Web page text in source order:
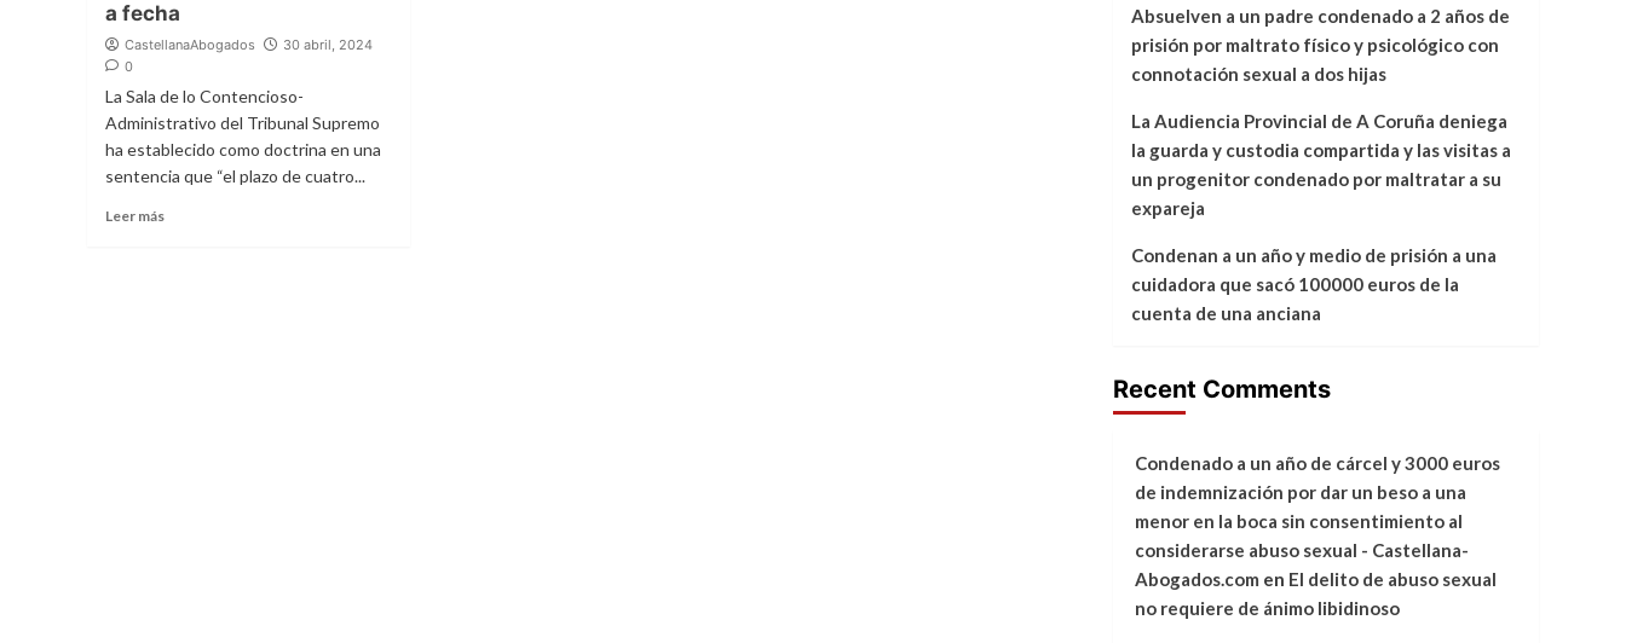
a fecha
CastellanaAbogados
30 abril, 2024
0
La Sala de lo Contencioso-
Administrativo del Tribunal Supremo
ha establecido como doctrina en una
sentencia que “el plazo de cuatro...
Leer más
Absuelven a un padre condenado a 2 años de
prisión por maltrato físico y psicológico con
connotación sexual a dos hijas
La Audiencia Provincial de A Coruña deniega
la guarda y custodia compartida y las visitas a
un progenitor condenado por maltratar a su
expareja
Condenan a un año y medio de prisión a una
cuidadora que sacó 100000 euros de la
cuenta de una anciana
Recent Comments
Condenado a un año de cárcel y 3000 euros
de indemnización por dar un beso a una
menor en la boca sin consentimiento al
considerarse abuso sexual - Castellana-
Abogados.com en El delito de abuso sexual
no requiere de ánimo libidinoso